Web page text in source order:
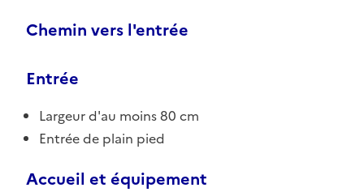
Chemin vers l'entrée
Entrée
Largeur d'au moins 80 cm
Entrée de plain pied
Accueil et équipement